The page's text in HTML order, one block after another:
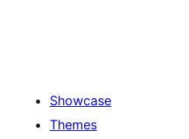
Showcase
Themes